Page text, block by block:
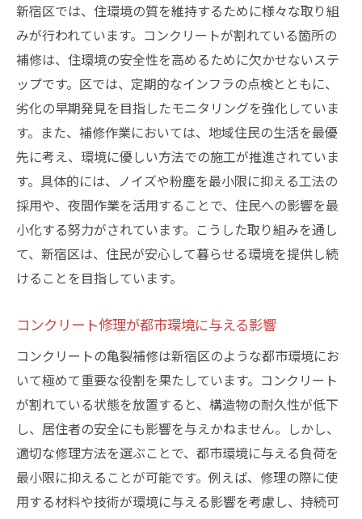
新宿区では、住環境の質を維持するために様々な取り組
みが行われています。コンクリートが割れている箇所の
補修は、住環境の安全性を高めるために欠かせないステ
ップです。区では、定期的なインフラの点検とともに、
劣化の早期発見を目指したモニタリングを強化していま
す。また、補修作業においては、地域住民の生活を最優
先に考え、環境に優しい方法での施工が推進されていま
す。具体的には、ノイズや粉塵を最小限に抑える工法の
採用や、夜間作業を活用することで、住民への影響を最
小化する努力がされています。こうした取り組みを通し
て、新宿区は、住民が安心して暮らせる環境を提供し続
けることを目指しています。
コンクリート修理が都市環境に与える影響
コンクリートの亀裂補修は新宿区のような都市環境にお
いて極めて重要な役割を果たしています。コンクリート
が割れている状態を放置すると、構造物の耐久性が低下
し、居住者の安全にも影響を与えかねません。しかし、
適切な修理方法を選ぶことで、都市環境に与える負荷を
最小限に抑えることが可能です。例えば、修理の際に使
用する材料や技術が環境に与える影響を考慮し、持続可